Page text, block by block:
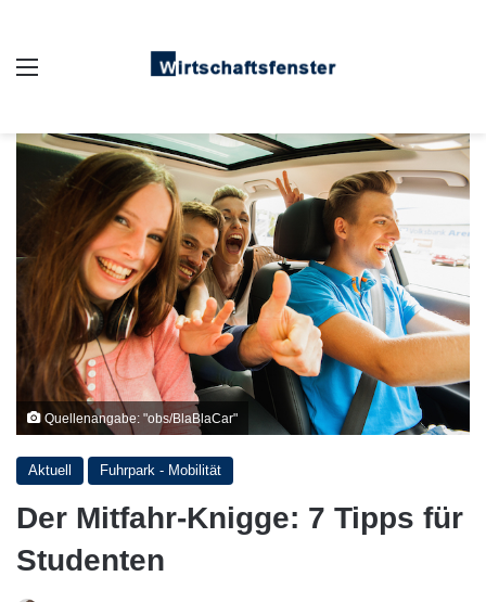
Quellenangabe: "obs/BlaBlaCar"
Aktuell Fuhrpark - Mobilität
Der Mitfahr-Knigge: 7 Tipps für
Studenten